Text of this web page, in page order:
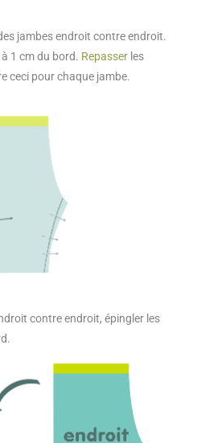
jambes endroit contre endroit.
à 1 cm du bord. Repasser les
ceci pour chaque jambe.
contre endroit, épingler les